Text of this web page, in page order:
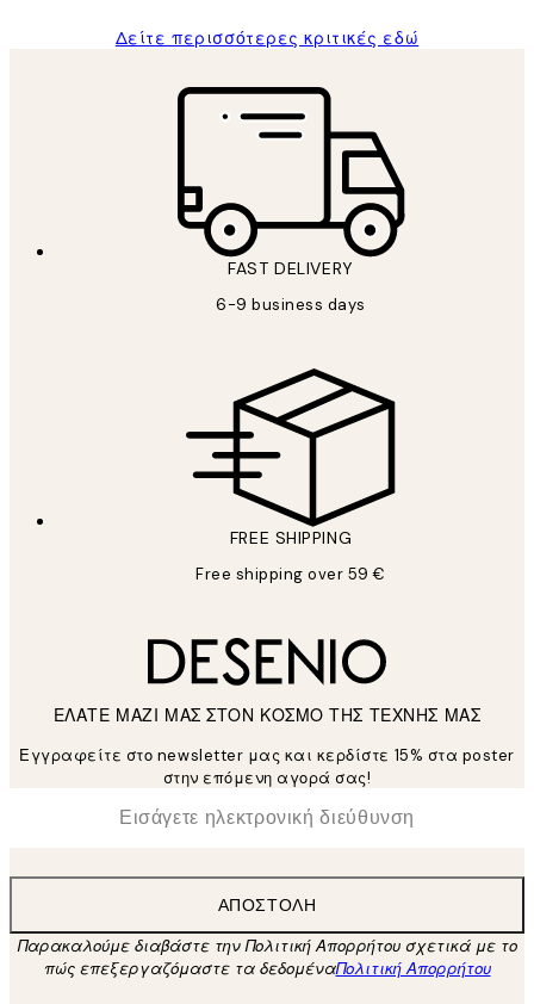
Δείτε περισσότερες κριτικές εδώ
FAST DELIVERY
6-9 business days
FREE SHIPPING
Free shipping over 59 €
ΕΛΑΤΕ ΜΑΖΙ ΜΑΣ ΣΤΟΝ ΚΟΣΜΟ ΤΗΣ ΤΕΧΝΗΣ ΜΑΣ
Εγγραφείτε στο newsletter μας και κερδίστε 15% στα poster
στην επόμενη αγορά σας!
Ηλεκτρονική Διεύθυνση
ΑΠΟΣΤΟΛΉ
Παρακαλούμε διαβάστε την Πολιτική Απορρήτου σχετικά με το
πώς επεξεργαζόμαστε τα δεδομέναΠολιτική Απορρήτου